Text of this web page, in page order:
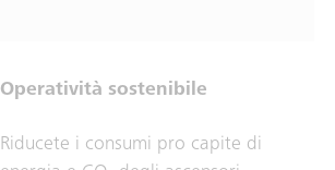
Operatività sostenibile
Riducete i consumi pro capite di